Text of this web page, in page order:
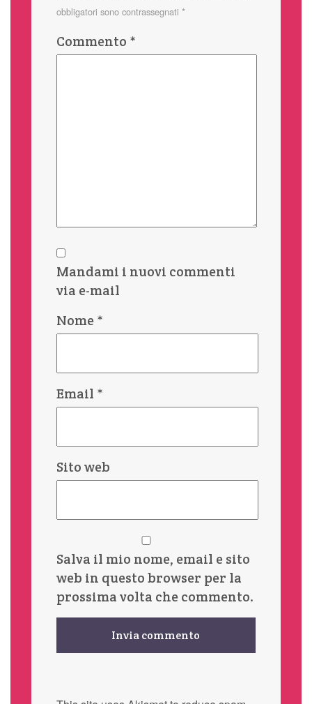
obbligatori sono contrassegnati *
Commento *
Mandami i nuovi commenti
via e-mail
Nome *
Email *
Sito web
Salva il mio nome, email e sito
web in questo browser per la
prossima volta che commento.